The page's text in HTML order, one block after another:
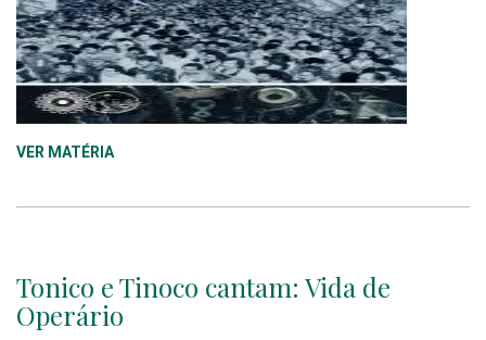
VER MATÉRIA
Tonico e Tinoco cantam: Vida de
Operário